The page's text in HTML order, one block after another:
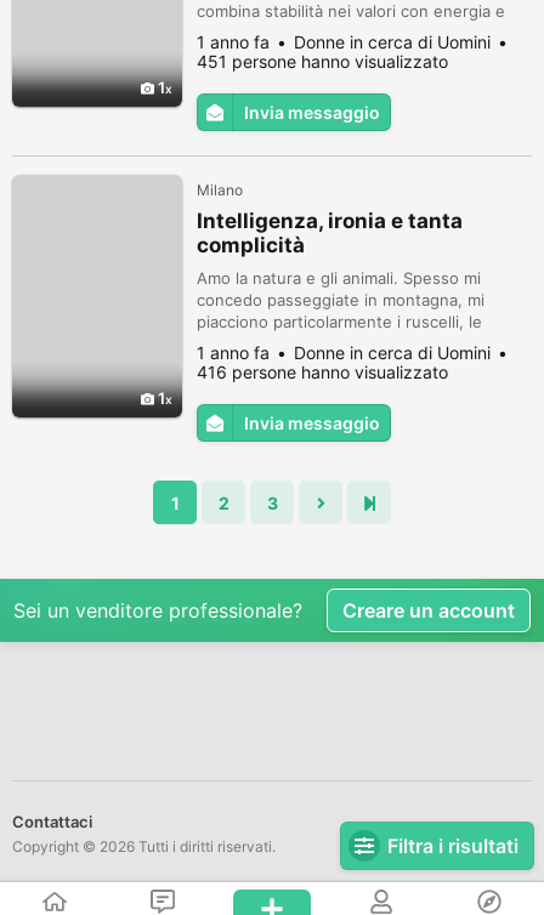
Filtra i risultati
1
combina stabilità nei valori con energia e
positività. Amo tutto ciò che è bello, dalle
creazioni artistiche al fascino autentico
della natura.
1 anno fa
Donne in cerca di Uomini
451 persone hanno visualizzato
Invia messaggio
1
Milano
Intelligenza, ironia e tanta
complicità
Amo la natura e gli animali. Spesso mi
concedo passeggiate in montagna, mi
piacciono particolarmente i ruscelli, le
cascate e corsi d’acqua. Diplomata al liceo
artistico, lavoro come cameriera.
1 anno fa
Donne in cerca di Uomini
416 persone hanno visualizzato
Invia messaggio
1 2 3
Sei un venditore professionale? Creare un account
Contattaci
Copyright © 2026 Tutti i diritti riservati.